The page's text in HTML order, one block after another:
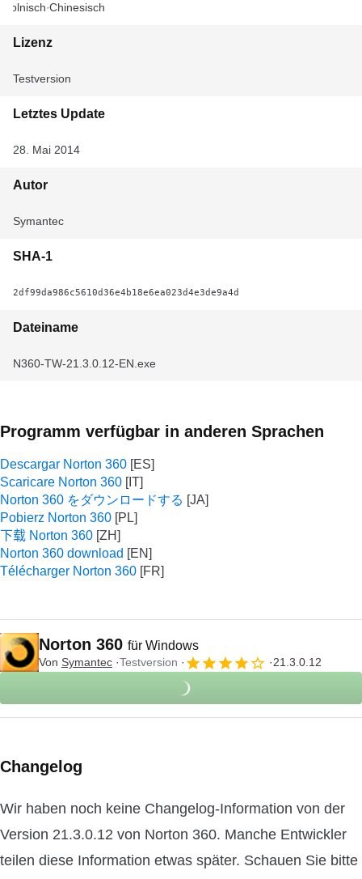
Polnisch Chinesisch
Lizenz
Testversion
Letztes Update
28. Mai 2014
Autor
Symantec
SHA-1
2df99da986c5610d36e4b18e6ea023d4e3de9a4d
Dateiname
N360-TW-21.3.0.12-EN.exe
Programm verfügbar in anderen Sprachen
Descargar Norton 360
Scaricare Norton 360
Norton 360 をダウンロードする
Pobierz Norton 360
下载 Norton 360
Norton 360 download
Télécharger Norton 360
Norton 360 für Windows
Von Symantec Testversion 21.3.0.12
Changelog
Wir haben noch keine Changelog-Information von der
Version 21.3.0.12 von Norton 360. Manche Entwickler
teilen diese Information etwas später. Schauen Sie bitte